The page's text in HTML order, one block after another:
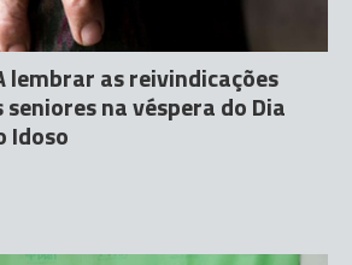
lembrar as reivindicações
na véspera do Dia
Idoso